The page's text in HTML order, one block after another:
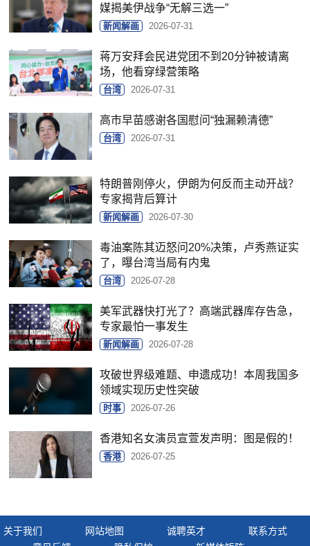
媒揭美伊战争“无解三选一”
新闻解画 2026-07-31
蒋万安拜会民进党团不到20分钟被请离
场，他看穿绿营策略
台湾 2026-07-31
高市早苗感谢各国慰问“独漏赖清德”
台湾 2026-07-31
特朗普刚停火，伊朗为何反而主动开战？
专家揭背后算计
新闻解画 2026-07-30
毒油案陈其迈怒问20%决策，卢秀燕证实
了，曝台湾当局有内鬼
台湾 2026-07-28
美军武器快打光了？高端武器库存告急，
专家最怕一事发生
新闻解画 2026-07-28
攻破世界级难题、申遗成功！本周我国多
领域实现历史性突破
时事 2026-07-26
香港知名女演员宣萱发声明：图是假的！
香港 2026-07-25
关于我们 网站地图 诚聘英才
联系方式